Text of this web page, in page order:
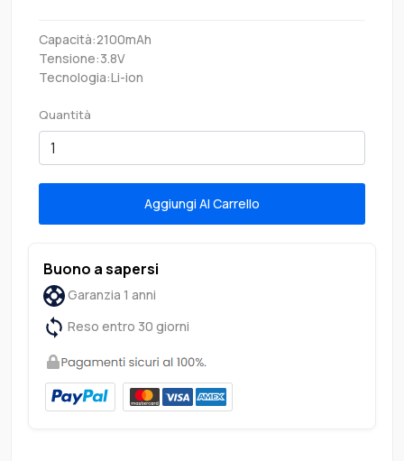
Capacità:2100mAh
Tensione:3.8V
Tecnologia:Li-ion
Quantità
Aggiungi Al Carrello
Buono a sapersi
Garanzia 1 anni
Reso entro 30 giorni